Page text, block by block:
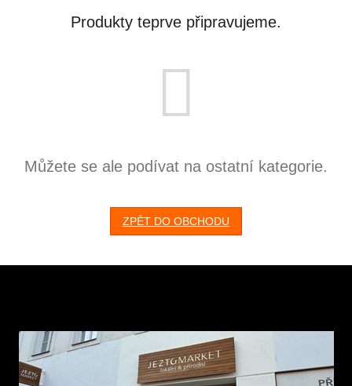
Produkty teprve připravujeme.
Můžete se ale podívat na ostatní kategorie.
ZPĚT DO OBCHODU